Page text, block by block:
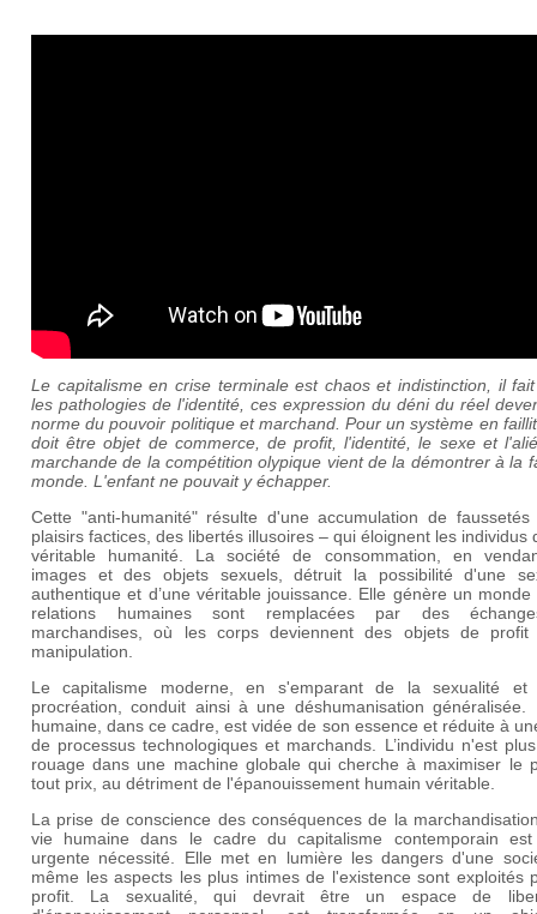
Le capitalisme en crise terminale est chaos et indistinction, il
les pathologies de l'identité, ces expression du déni du réel
norme du pouvoir politique et marchand. Pour un système en
doit être objet de commerce, de profit, l'identité, le sexe et
marchande de la compétition olypique vient de la démontrer à la
monde. L'enfant ne pouvait y échapper.
Cette "anti-humanité" résulte d'une accumulation de
plaisirs factices, des libertés illusoires – qui éloignent les individus
véritable humanité. La société de consommation, en
images et des objets sexuels, détruit la possibilité d'une
authentique et d’une véritable jouissance. Elle génère un
relations humaines sont remplacées par des
marchandises, où les corps deviennent des objets de
manipulation.
Le capitalisme moderne, en s'emparant de la sexualité
procréation, conduit ainsi à une déshumanisation généralisée.
humaine, dans ce cadre, est vidée de son essence et réduite à
de processus technologiques et marchands. L’individu n'est
rouage dans une machine globale qui cherche à maximiser le
tout prix, au détriment de l'épanouissement humain véritable.
La prise de conscience des conséquences de la
vie humaine dans le cadre du capitalisme contemporain
urgente nécessité. Elle met en lumière les dangers d'une
même les aspects les plus intimes de l'existence sont exploités
profit. La sexualité, qui devrait être un espace de